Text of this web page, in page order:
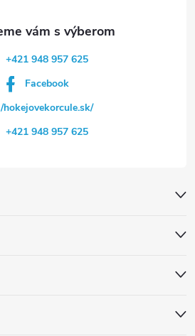
+421 948 957 625
Facebook
/hokejovekorcule.sk/
+421 948 957 625